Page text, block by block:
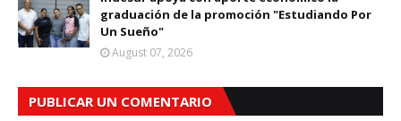
graduación de la promoción "Estudiando Por
Un Sueño"
August 07, 2026
PUBLICAR UN COMENTARIO